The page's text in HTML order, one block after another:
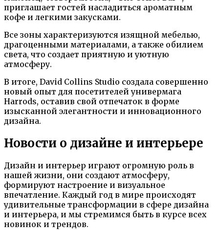
приглашает гостей насладиться ароматным
кофе и легкими закусками.
Все зоны характеризуются изящной мебелью,
драгоценными материалами, а также обилием
света, что создает приятную и уютную
атмосферу.
В итоге, David Collins Studio создала совершенно
новый опыт для посетителей универмага
Harrods, оставив свой отпечаток в форме
изысканной элегантности и инновационного
дизайна.
Новости о дизайне и интерьере
Дизайн и интерьер играют огромную роль в
нашей жизни, они создают атмосферу,
формируют настроение и визуальное
впечатление. Каждый год в мире происходят
удивительные трансформации в сфере дизайна
и интерьера, и мы стремимся быть в курсе всех
новинок и трендов.